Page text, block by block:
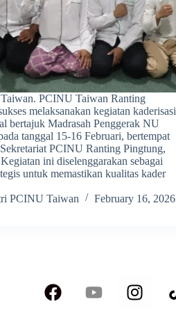
PCINU Taiwan Ranting
melaksanakan kegiatan kaderisasi
bertajuk Madrasah Penggerak NU
tanggal 15-16 Februari, bertempat
PCINU Ranting Pingtung,
ini diselenggarakan sebagai
untuk memastikan kualitas kader
PCINU Taiwan
February 16, 2026